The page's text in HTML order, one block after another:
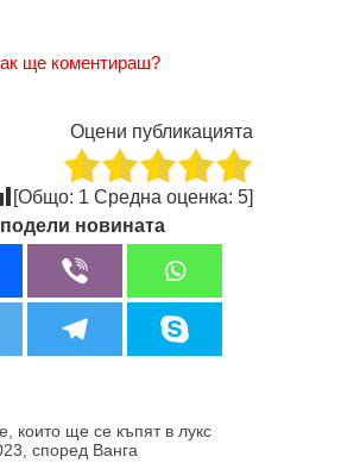
ще коментираш?
Оцени публикацията
[Общо: 1 Средна оценка: 5]
новината
които ще се къпят в лукс
според Ванга